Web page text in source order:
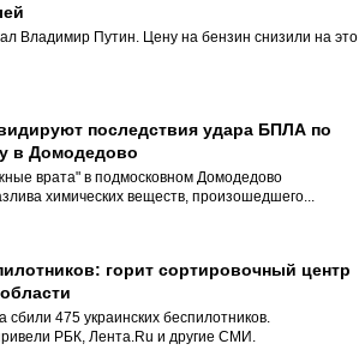
Владимир Путин. Цену на бензин снизили на это
последствия удара БПЛА по
в Домодедово
врата" в подмосковном Домодедово
химических веществ, произошедшего...
горит сортировочный центр
475 украинских беспилотников.
РБК, Лента.Ru и другие СМИ.